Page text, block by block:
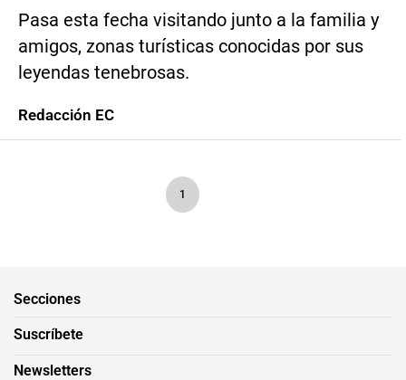
Pasa esta fecha visitando junto a la familia y
amigos, zonas turísticas conocidas por sus
leyendas tenebrosas.
Redacción EC
1
Secciones
Suscríbete
Newsletters